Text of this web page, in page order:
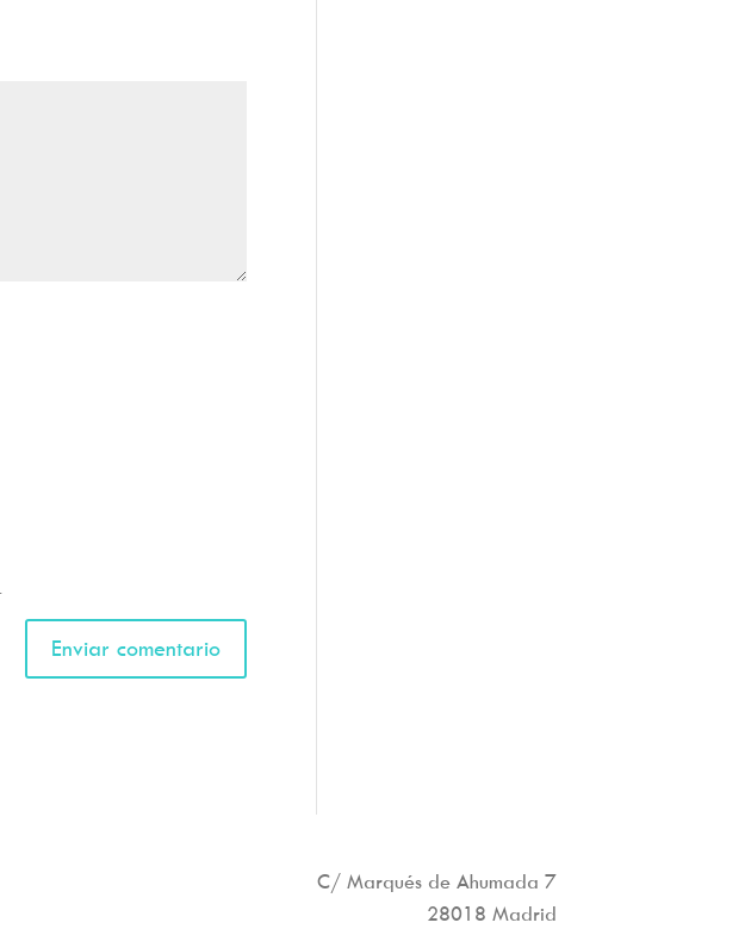
C/ Marqués de Ahumada 7
28018 Madrid